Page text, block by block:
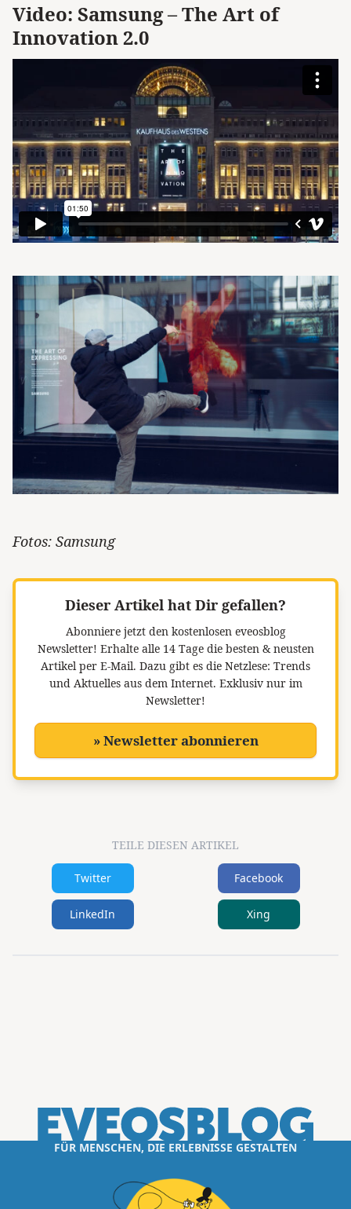
Video: Samsung – The Art of
Innovation 2.0
Fotos: Samsung
Dieser Artikel hat Dir gefallen?
Abonniere jetzt den kostenlosen eveosblog
Newsletter! Erhalte alle 14 Tage die besten & neusten
Artikel per E-Mail. Dazu gibt es die Netzlese: Trends
und Aktuelles aus dem Internet. Exklusiv nur im
Newsletter!
» Newsletter abonnieren
TEILE DIESEN ARTIKEL
Twitter Facebook
LinkedIn Xing
FÜR MENSCHEN, DIE ERLEBNISSE GESTALTEN